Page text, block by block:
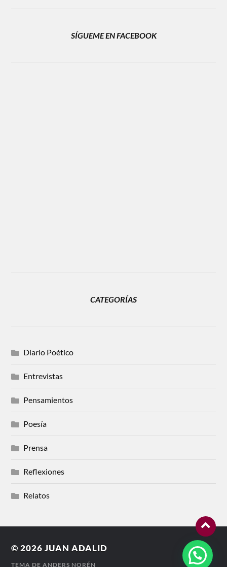
SÍGUEME EN FACEBOOK
CATEGORÍAS
Diario Poético
Entrevistas
Pensamientos
Poesía
Prensa
Reflexiones
Relatos
© 2026JUAN ADALID
TEMA DEANDERS NORÉN